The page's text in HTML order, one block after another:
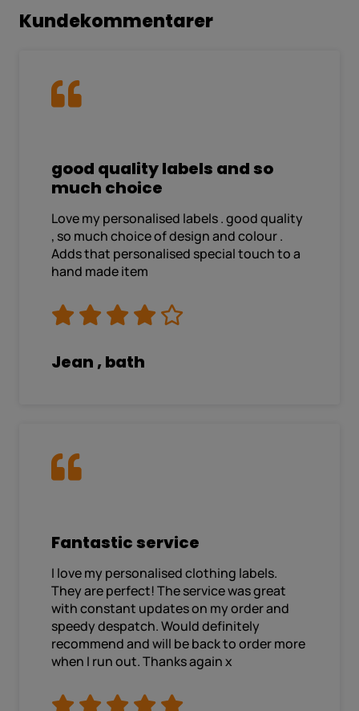
Kundekommentarer
good quality labels and so
much choice
Love my personalised labels . good quality
, so much choice of design and colour .
Adds that personalised special touch to a
hand made item
Jean , bath
Fantastic service
I love my personalised clothing labels.
They are perfect! The service was great
with constant updates on my order and
speedy despatch. Would definitely
recommend and will be back to order more
when I run out. Thanks again x